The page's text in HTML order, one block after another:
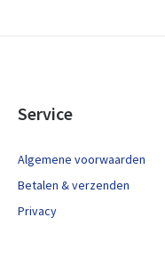
Service
Algemene voorwaarden
Betalen & verzenden
Privacy